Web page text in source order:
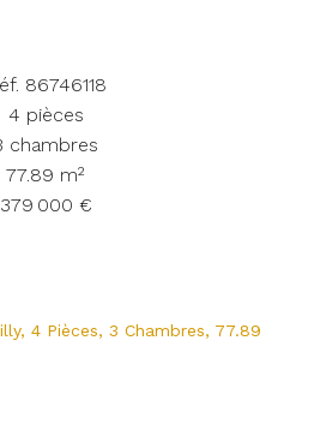
86746118
4 pièces
chambres
77.89 m²
379 000 €
4 Pièces, 3 Chambres, 77.89